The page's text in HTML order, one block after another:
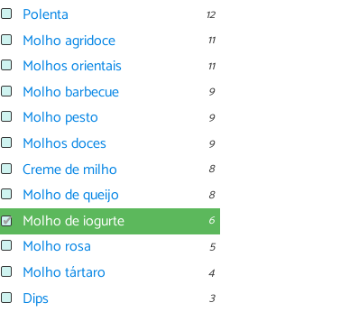
Polenta 12
Molho agridoce 11
Molhos orientais 11
Molho barbecue 9
Molho pesto 9
Molhos doces 9
Creme de milho 8
Molho de queijo 8
Molho de iogurte 6
Molho rosa 5
Molho tártaro 4
Dips 3